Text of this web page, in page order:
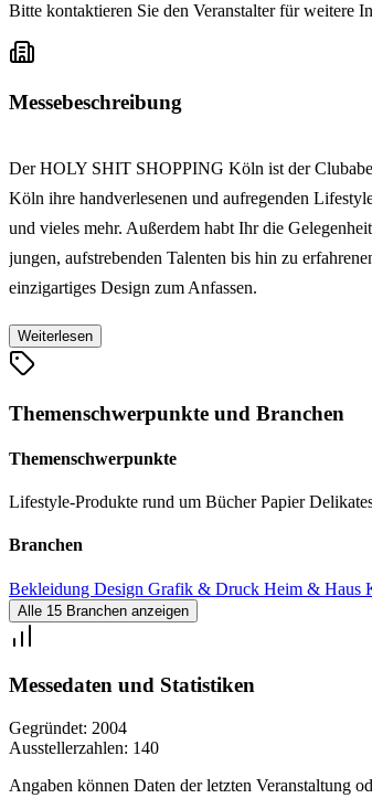
Bitte kontaktieren Sie den Veranstalter für weitere
Messebeschreibung
Der HOLY SHIT SHOPPING Köln ist der
Köln ihre handverlesenen und aufregenden
und vieles mehr. Außerdem habt Ihr die
jungen, aufstrebenden Talenten bis hin zu
einzigartiges Design zum Anfassen.
Weiterlesen
Themenschwerpunkte und Branchen
Themenschwerpunkte
Lifestyle-Produkte rund um BücherPapier
Branchen
Bekleidung Design Grafik & Druck Heim & Haus
Alle 15 Branchen anzeigen
Messedaten und Statistiken
Gegründet: 2004
Ausstellerzahlen: 140
Angaben können Daten der letzten Veranstaltung